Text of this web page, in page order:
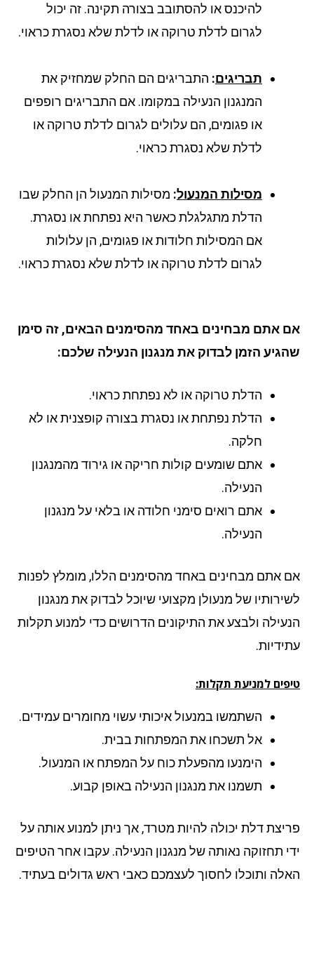
להיכנס או להסתובב בצורה תקינה. זה יכול
לגרום לדלת טרוקה או לדלת שלא נסגרת כראוי.
תבריגים:התבריגים הם החלק שמחזיק את
המנגנון הנעילה במקומו. אם התבריגים רופפים
או פגומים, הם עלולים לגרום לדלת טרוקה או
לדלת שלא נסגרת כראוי.
מסילות המנעול:מסילות המנעול הן החלק שבו
הדלת מתגלגלת כאשר היא נפתחת או נסגרת.
אם המסילות חלודות או פגומים, הן עלולות
לגרום לדלת טרוקה או לדלת שלא נסגרת כראוי.
אתם מבחינים באחד מהסימנים הבאים, זה סימן
הזמן לבדוק את מנגנון הנעילה שלכם:
הדלת טרוקה או לא נפתחת כראוי.
הדלת נפתחת או נסגרת בצורה קופצנית או לא
חלקה.
אתם שומעים קולות חריקה או גירוד מהמנגנון
הנעילה.
אתם רואים סימני חלודה או בלאי על מנגנון
הנעילה.
אתם מבחינים באחד מהסימנים הללו, מומלץ לפנות
של מנעולן מקצועי שיוכל לבדוק את מנגנון
ולבצע את התיקונים הדרושים כדי למנוע תקלות
למניעת תקלות:
השתמשו במנעול איכותי עשוי מחומרים עמידים.
אל תשכחו את המפתחות בבית.
הימנעו מהפעלת כוח על המפתח או המנעול.
תשמנו את מנגנון הנעילה באופן קבוע.
דלת יכולה להיות מטרד, אך ניתן למנוע אותה על
תחזוקה נאותה של מנגנון הנעילה. עקבו אחר הטיפים
ותוכלו לחסוך לעצמכם כאבי ראש גדולים בעתיד.